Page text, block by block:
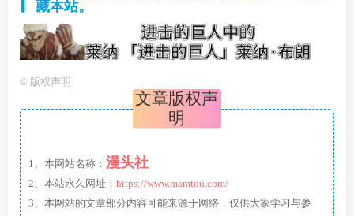
藏本站。
© 版权声明
文章版权声
明
1、本网站名称： 漫头社
2、本站永久网址： https://www.mamtou.com/
3、本网站的文章部分内容可能来源于网络，仅供大家学习与参